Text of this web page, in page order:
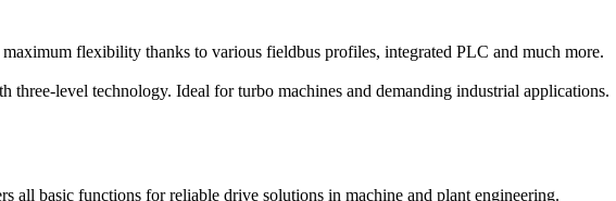
flexi­bility thanks to various field­bus profiles, inte­grated PLC and much more.
three-level technology. Ideal for turbo machines and demanding industrial applications.
all basic functions for reliable drive solutions in machine and plant engineering.